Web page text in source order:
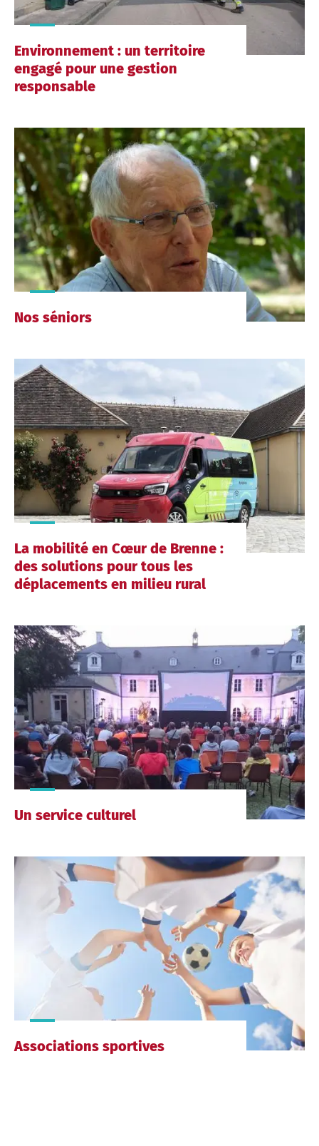
Environnement : un territoire
engagé pour une gestion
responsable
Nos séniors
La mobilité en Cœur de Brenne :
des solutions pour tous les
déplacements en milieu rural
Un service culturel
Associations sportives